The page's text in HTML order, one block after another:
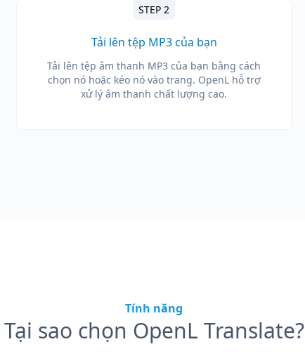
STEP 2
Tải lên tệp MP3 của bạn
Tải lên tệp âm thanh MP3 của bạn bằng cách
chọn nó hoặc kéo nó vào trang. OpenL hỗ trợ
xử lý âm thanh chất lượng cao.
Tính năng
Tại sao chọn OpenL Translate?